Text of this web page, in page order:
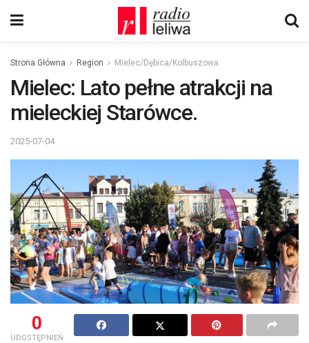
Strona Główna Region Mielec/Dębica/Kolbuszowa
Mielec: Lato pełne atrakcji na
mieleckiej Starówce.
2025-07-04
0
UDOSTĘPNIEŃ